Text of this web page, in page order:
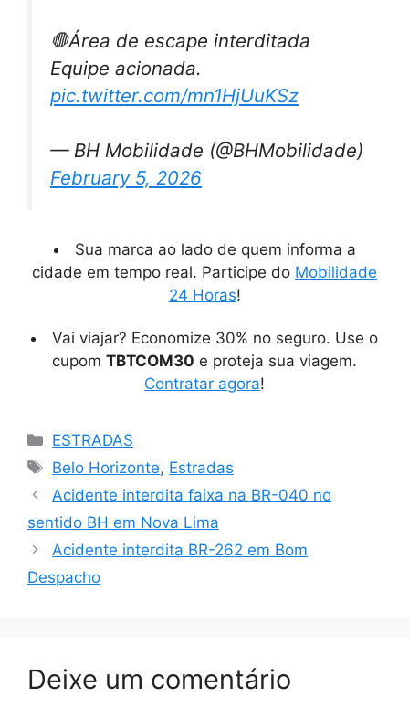
🛑Área de escape interditada
Equipe acionada.
pic.twitter.com/mn1HjUuKSz
— BH Mobilidade (@BHMobilidade)
February 5, 2026
Sua marca ao lado de quem informa a
cidade em tempo real. Participe do Mobilidade
24 Horas!
Vai viajar? Economize 30% no seguro. Use o
cupom TBTCOM30 e proteja sua viagem.
Contratar agora!
Categorias
ESTRADAS
Tags
Belo Horizonte, Estradas
Acidente interdita faixa na BR-040 no
sentido BH em Nova Lima
Acidente interdita BR-262 em Bom
Despacho
Deixe um comentário